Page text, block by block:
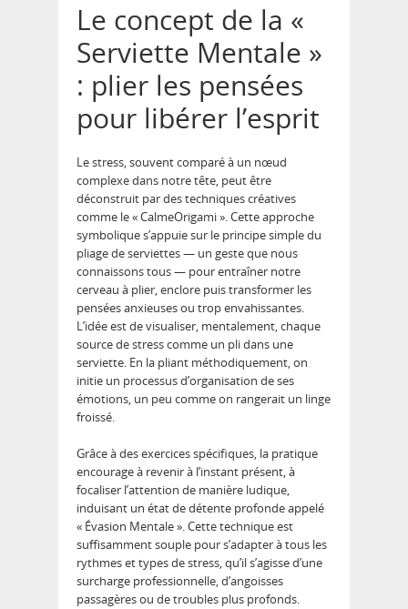
Le concept de la «
Serviette Mentale »
: plier les pensées
pour libérer l’esprit
Le stress, souvent comparé à un nœud
complexe dans notre tête, peut être
déconstruit par des techniques créatives
comme le « CalmeOrigami ». Cette approche
symbolique s’appuie sur le principe simple du
pliage de serviettes — un geste que nous
connaissons tous — pour entraîner notre
cerveau à plier, enclore puis transformer les
pensées anxieuses ou trop envahissantes.
L’idée est de visualiser, mentalement, chaque
source de stress comme un pli dans une
serviette. En la pliant méthodiquement, on
initie un processus d’organisation de ses
émotions, un peu comme on rangerait un linge
froissé.
Grâce à des exercices spécifiques, la pratique
encourage à revenir à l’instant présent, à
focaliser l’attention de manière ludique,
induisant un état de détente profonde appelé
« Évasion Mentale ». Cette technique est
suffisamment souple pour s’adapter à tous les
rythmes et types de stress, qu’il s’agisse d’une
surcharge professionnelle, d’angoisses
passagères ou de troubles plus profonds.